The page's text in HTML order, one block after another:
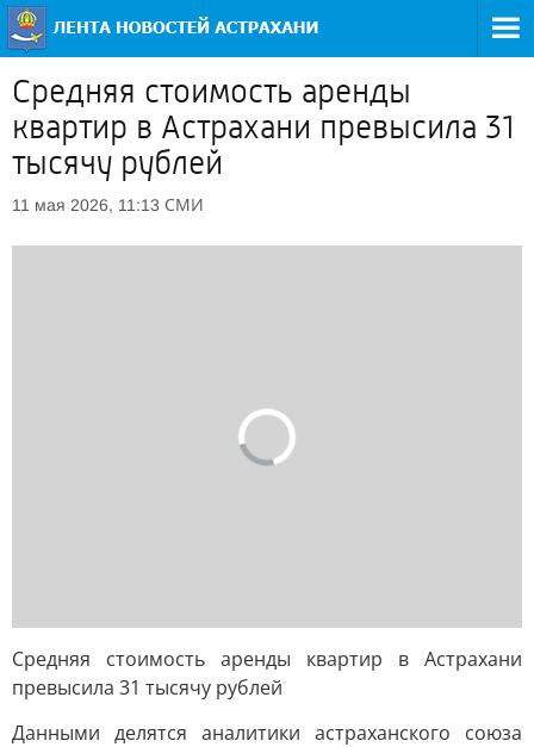
Средняя стоимость аренды
квартир в Астрахани превысила 31
тысячу рублей
11 мая 2026, 11:13 СМИ
Средняя стоимость аренды квартир в Астрахани
превысила 31 тысячу рублей
Данными делятся аналитики астраханского союза